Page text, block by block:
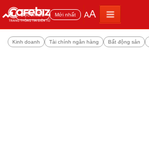
Đọc nhiều Mới nhất AA
Kinh doanh Tài chính ngân hàng Bất động sản